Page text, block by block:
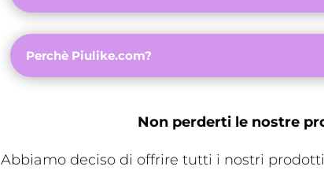
Perchè Piulike.com?
Non perderti le nostre
Abbiamo deciso di offrire tutti i nostri